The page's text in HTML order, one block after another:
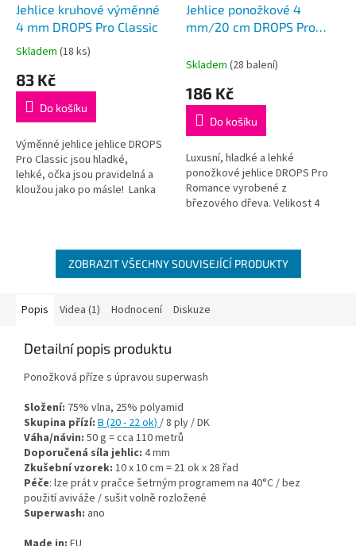
Jehlice kruhové výměnné
4 mm DROPS Pro Classic
Průměrné
produktu
5,0
5
hvězdiček.
Skladem (18 ks)
83 Kč
Do košíku
Výměnné jehlice jehlice DROPS
Pro Classic jsou hladké,
lehké, očka jsou pravidelná a
kloužou jako po másle! Lanka
Jehlice ponožkové 4
mm/20 cm DROPS Pro
Skladem (28 balení)
186 Kč
Do košíku
Luxusní, hladké a lehké
ponožkové jehlice DROPS Pro
Romance vyrobené z
březového dřeva. Velikost 4
ZOBRAZIT VŠECHNY SOUVISEJÍCÍ PRODUKTY
Popis Videa (1) Hodnocení Diskuze
Detailní popis produktu
Ponožková příze s úpravou superwash
Složení: 75% vlna, 25% polyamid
Skupina přízí: B (20 - 22 ok) / 8 ply / DK
Váha/návin: 50 g = cca 110 metrů
Doporučená síla jehlic: 4 mm
Zkušební vzorek: 10 x 10 cm = 21 ok x 28 řad
Péče: lze prát v pračce šetrným programem na 40°C / bez
použití aviváže / sušit volně rozložené
Superwash: ano